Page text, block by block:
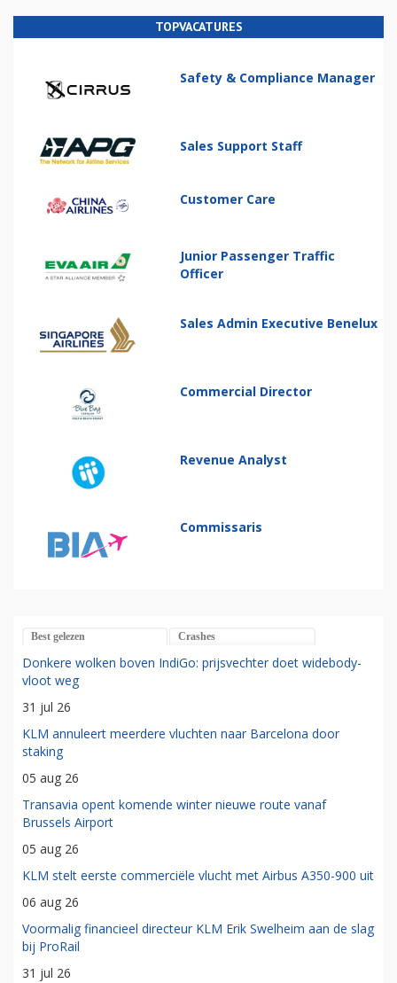
TOPVACATURES
Safety & Compliance Manager
Sales Support Staff
Customer Care
Junior Passenger Traffic
Officer
Sales Admin Executive Benelux
Commercial Director
Revenue Analyst
Commissaris
Best gelezen Crashes
Donkere wolken boven IndiGo: prijsvechter doet widebody-
vloot weg
31 jul 26
KLM annuleert meerdere vluchten naar Barcelona door
staking
05 aug 26
Transavia opent komende winter nieuwe route vanaf
Brussels Airport
05 aug 26
KLM stelt eerste commerciële vlucht met Airbus A350-900 uit
06 aug 26
Voormalig financieel directeur KLM Erik Swelheim aan de slag
bij ProRail
31 jul 26